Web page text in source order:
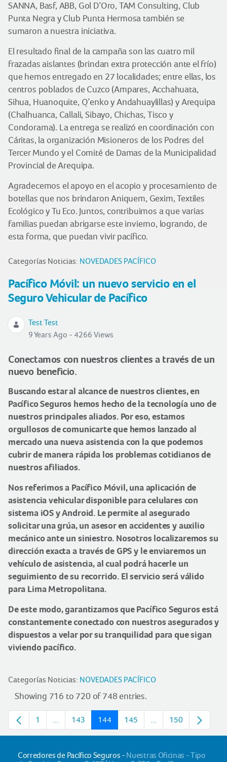
SANNA, Basf, ABB, Gol D’Oro, TAM Consulting, Club
Punta Negra y Club Punta Hermosa también se
sumaron a nuestra iniciativa.
El resultado final de la campaña son las cuatro mil
frazadas aislantes (brindan extra protección ante el frío)
que hemos entregado en 27 localidades; entre ellas, los
centros poblados de Cuzco (Ampares, Acchahuata,
Sihua, Huanoquite, Q’enko y Andahuaylillas) y Arequipa
(Chalhuanca, Callali, Sibayo, Chichas, Tisco y
Condorama). La entrega se realizó en coordinación con
Cáritas, la organización Misioneros de los Podres del
Tercer Mundo y el Comité de Damas de la Municipalidad
Provincial de Arequipa.
Agradecemos el apoyo en el acopio y procesamiento de
botellas que nos brindaron Aniquem, Gexim, Textiles
Ecológico y Tu Eco. Juntos, contribuimos a que varias
familias puedan abrigarse este invierno, logrando, de
esta forma, que puedan vivir pacífico.
Categorías Noticias: NOVEDADES PACÍFICO
Pacífico Móvil: un nuevo servicio en el
Seguro Vehicular de Pacífico
Test Test
9 Years Ago - 4266 Views
Conectamos con nuestros clientes a través de un
nuevo beneficio.
Buscando estar al alcance de nuestros clientes, en
Pacífico Seguros hemos hecho de la tecnología uno de
nuestros principales aliados. Por eso, estamos
orgullosos de comunicarte que hemos lanzado al
mercado una nueva asistencia con la que podemos
cubrir de manera rápida los problemas cotidianos de
nuestros afiliados.
Nos referimos a Pacífico Móvil, una aplicación de
asistencia vehicular disponible para celulares con
sistema iOS y Android. Le permite al asegurado
solicitar una grúa, un asesor en accidentes y auxilio
mecánico ante un siniestro. Nosotros localizaremos su
dirección exacta a través de GPS y le enviaremos un
vehículo de asistencia, al cual podrá hacerle un
seguimiento de su recorrido. El servicio será válido
para Lima Metropolitana.
De este modo, garantizamos que Pacífico Seguros está
constantemente conectado con nuestros asegurados y
dispuestos a velar por su tranquilidad para que sigan
viviendo pacífico.
Categorías Noticias: NOVEDADES PACÍFICO
Showing 716 to 720 of 748 entries.
Page
1 ...Intermediate pages
Page
143 Page
144 Page
145 ...Intermediate pages
Page
150
Corredores de Pacífico Seguros - Nuestras Oficinas - Tipo